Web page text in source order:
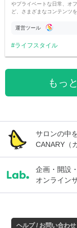
やプライベートな日常、オ
ど、さまざまなコンテンツ
運営ツール
ライフスタイル
もっ
サロンの中
CANARY（
企画・開設
オンライン
ヘルプ / お問い合わせ